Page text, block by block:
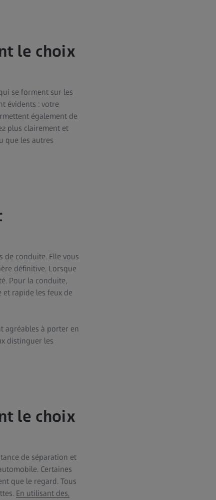
le choix
se forment sur les
évidents : votre
également de
plus clairement et
que les autres
conduite. Elle vous
définitive. Lorsque
Pour la conduite,
rapide les feux de
agréables à porter en
distinguer les
le choix
de séparation et
Certaines
que le regard. Tous
En utilisant des,